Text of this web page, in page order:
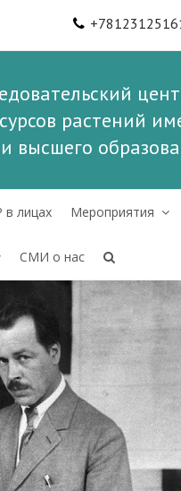
растений
высшего
лицах Мероприятия
СМИ о нас